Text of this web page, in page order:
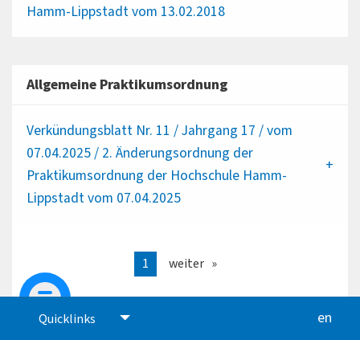
Quicklinks en
Hamm-Lippstadt vom 13.02.2018
Allgemeine Praktikumsordnung
Verkündungsblatt Nr. 11 / Jahrgang 17 / vom
07.04.2025 / 2. Änderungsordnung der
Praktikumsordnung der Hochschule Hamm-
Lippstadt vom 07.04.2025
1 weiter